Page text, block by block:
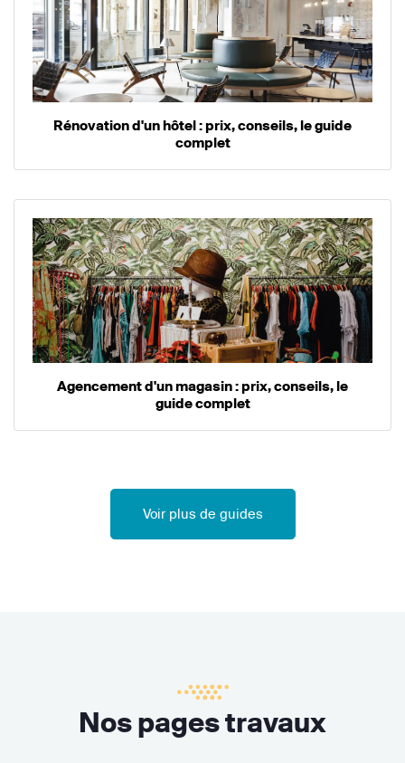
Rénovation d'un hôtel : prix, conseils, le guide
complet
Agencement d'un magasin : prix, conseils, le
guide complet
Voir plus de guides
Nos pages travaux